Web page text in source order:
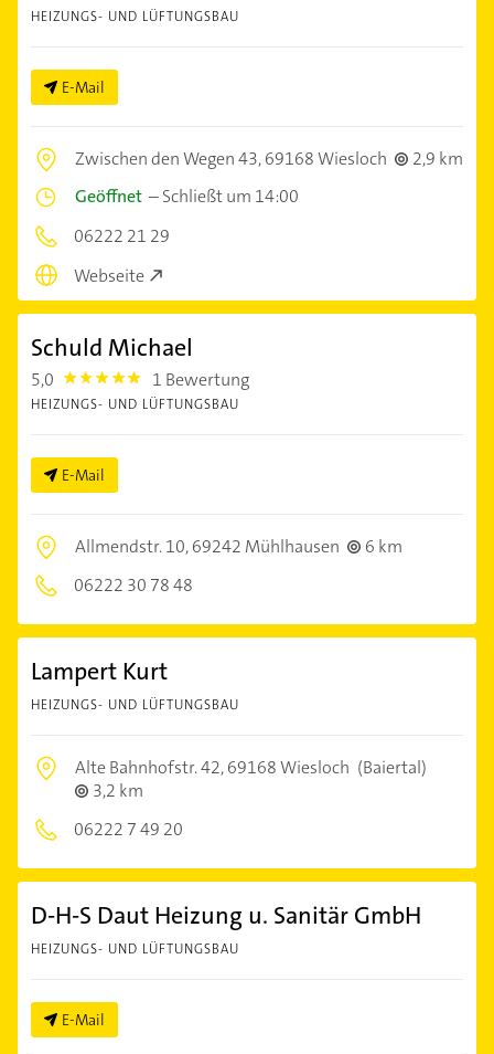
HEIZUNGS- UND LÜFTUNGSBAU
E-Mail
Zwischen den Wegen 43,69168 Wiesloch
2,9 km
Geöffnet –Schließt um 14:00
06222 21 29
Webseite
Schuld Michael
5,0 5.0 1 Bewertung
HEIZUNGS- UND LÜFTUNGSBAU
E-Mail
Allmendstr. 10,69242 Mühlhausen
6 km
06222 30 78 48
Lampert Kurt
HEIZUNGS- UND LÜFTUNGSBAU
Alte Bahnhofstr. 42,69168 Wiesloch (Baiertal)
3,2 km
06222 7 49 20
D-H-S Daut Heizung u. Sanitär GmbH
HEIZUNGS- UND LÜFTUNGSBAU
E-Mail